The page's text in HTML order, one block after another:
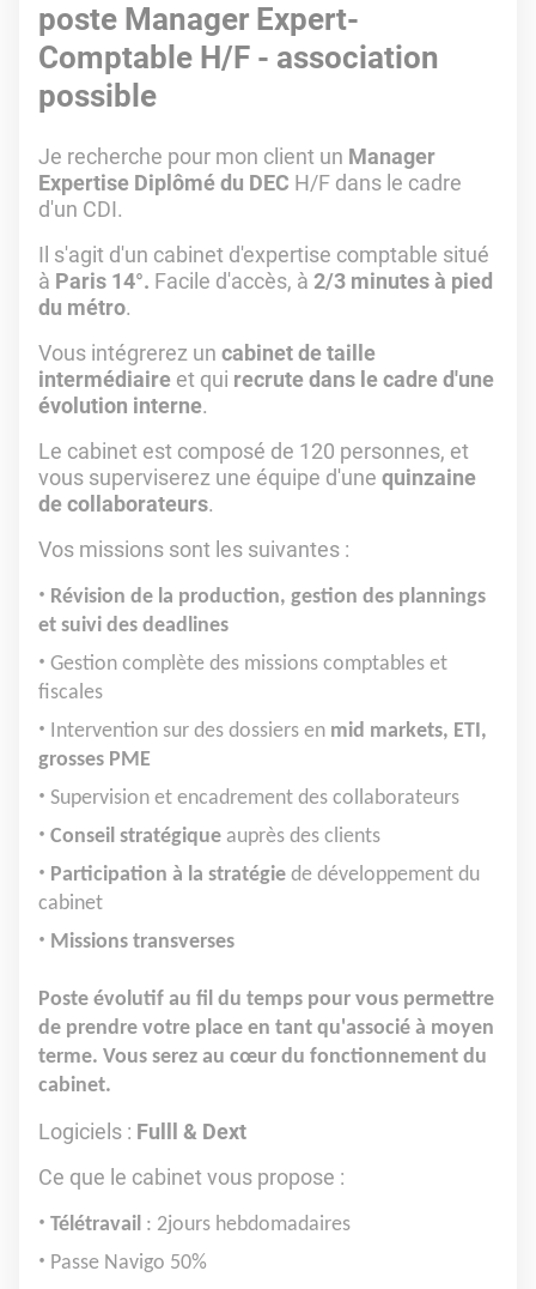
poste Manager Expert-
Comptable H/F - association
possible
Je recherche pour mon client un Manager
Expertise Diplômé du DEC H/F dans le cadre
d'un CDI.
Il s'agit d'un cabinet d'expertise comptable situé
à Paris 14°. Facile d'accès, à 2/3 minutes à pied
du métro.
Vous intégrerez un cabinet de taille
intermédiaire et qui recrute dans le cadre d'une
évolution interne.
Le cabinet est composé de 120 personnes, et
vous superviserez une équipe d'une quinzaine
de collaborateurs.
Vos missions sont les suivantes :
Révision de la production, gestion des plannings
et suivi des deadlines
Gestion complète des missions comptables et
fiscales
Intervention sur des dossiers en mid markets, ETI,
grosses PME
Supervision et encadrement des collaborateurs
Conseil stratégique auprès des clients
Participation à la stratégie de développement du
cabinet
Missions transverses
Poste évolutif au fil du temps pour vous permettre
de prendre votre place en tant qu'associé à moyen
terme. Vous serez au cœur du fonctionnement du
cabinet.
Logiciels : Fulll & Dext
Ce que le cabinet vous propose :
Télétravail : 2jours hebdomadaires
Passe Navigo 50%